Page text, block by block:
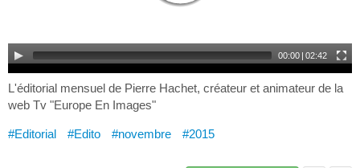
00:00 | 02:42
L'éditorial mensuel de Pierre Hachet, créateur et animateur de la
web Tv "Europe En Images"
#Editorial #Edito #novembre #2015